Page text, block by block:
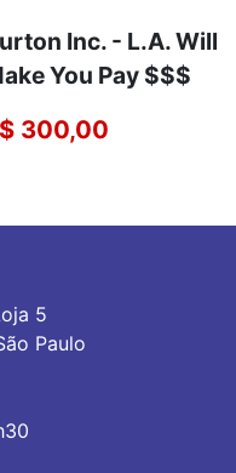
Inc. - L.A. Will
You Pay $$$
300,00
5
Paulo